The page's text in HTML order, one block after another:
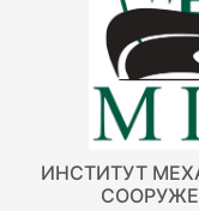
ИНСТИТУТ